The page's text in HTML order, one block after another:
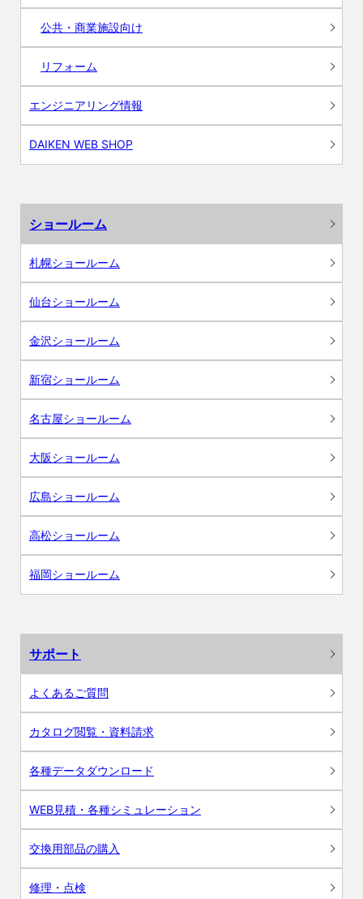
公共・商業施設向け
リフォーム
エンジニアリング情報
DAIKEN WEB SHOP
ショールーム
札幌ショールーム
仙台ショールーム
金沢ショールーム
新宿ショールーム
名古屋ショールーム
大阪ショールーム
広島ショールーム
高松ショールーム
福岡ショールーム
サポート
よくあるご質問
カタログ閲覧・資料請求
各種データダウンロード
WEB見積・各種シミュレーション
交換用部品の購入
修理・点検